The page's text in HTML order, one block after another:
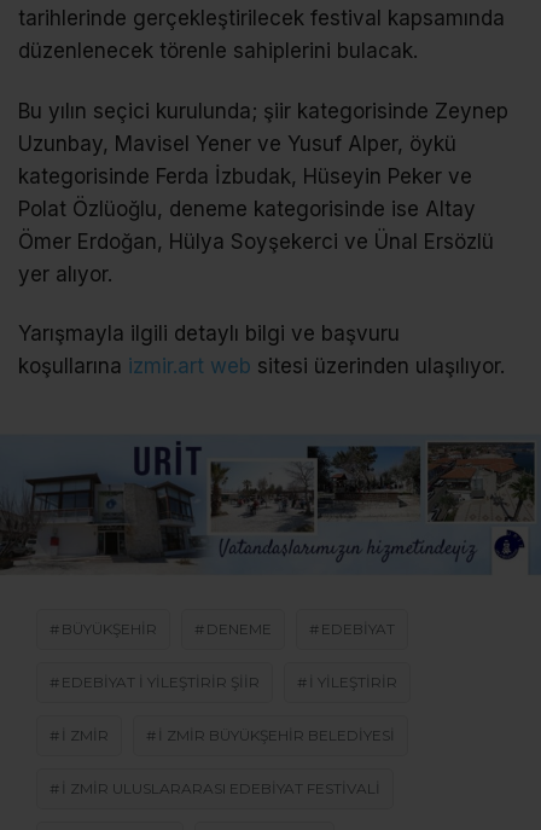
tarihlerinde gerçekleştirilecek festival kapsamında
düzenlenecek törenle sahiplerini bulacak.
Bu yılın seçici kurulunda; şiir kategorisinde Zeynep
Uzunbay, Mavisel Yener ve Yusuf Alper, öykü
kategorisinde Ferda İzbudak, Hüseyin Peker ve
Polat Özlüoğlu, deneme kategorisinde ise Altay
Ömer Erdoğan, Hülya Soyşekerci ve Ünal Ersözlü
yer alıyor.
Yarışmayla ilgili detaylı bilgi ve başvuru
koşullarına izmir.art web sitesi üzerinden ulaşılıyor.
BÜYÜKŞEHIR DENEME EDEBIYAT
EDEBIYAT I YILEŞTIRIR ŞIIR I YILEŞTIRIR
I ZMIR I ZMIR BÜYÜKŞEHIR BELEDIYESI
I ZMIR ULUSLARARASI EDEBIYAT FESTIVALI